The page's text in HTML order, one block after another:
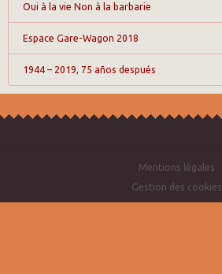
Oui à la vie Non à la barbarie
Espace Gare-Wagon 2018
1944 – 2019, 75 años después
Mentions légales
Gestion des cookies